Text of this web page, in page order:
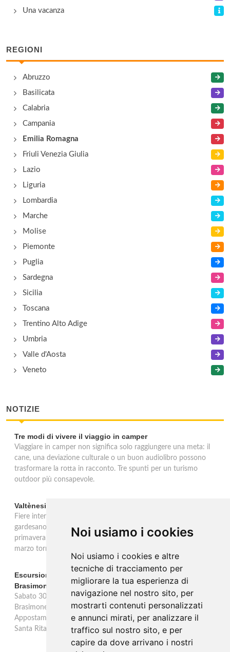
Noi usiamo i cookies
Noi usiamo i cookies e altre
tecniche di tracciamento per
migliorare la tua esperienza di
navigazione nel nostro sito, per
mostrarti contenuti personalizzati
e annunci mirati, per analizzare il
traffico sul nostro sito, e per
capire da dove arrivano i nostri
Piomboni International Camping
Ramazzotti
Reno
via Spallazzi 11, Ravenna
Una vacanza
REGIONI
Abruzzo
Basilicata
Calabria
Campania
Emilia Romagna
Friuli Venezia Giulia
Lazio
Liguria
Lombardia
Marche
Molise
Piemonte
Puglia
Sardegna
Sicilia
Toscana
Trentino Alto Adige
Umbria
Valle d'Aosta
Veneto
NOTIZIE
Tre modi di vivere il viaggio in camper
Viaggiare in camper non significa solo raggiungere una meta: il
cane, una deviazione culturale o un buon audiolibro possono
trasformare la rotta in racconto. Tre spunti per un turismo
outdoor più consapevole.
Valtènesi: una primavera di eventi tra rosé e Lago di Garda
Fiere internazionali, eventi sul territorio e racconto del rosé
gardesano. Il Consorzio Valtènesi presenta il calendario della
primavera 2026 sulla sponda bresciana del Lago di Garda. Il 23
marzo torna La Prima del Valtènesi per stampa e operatori.
Escursione con appostamento ai Laghi di Suviana e
Brasimone: caccia fotografica alla fauna
Sabato 30 agosto escursione speciale ai Laghi di Suviana e
Brasimone dalle 17 alle 23 per osservare cervi, volpi, lepri e lupi.
Appostamento al crepuscolo nel massimo silenzio. Ritrovo Chiesa
Santa Rita al Brasimone, prenotazione obbligatoria.